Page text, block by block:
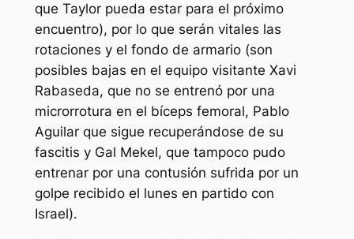
que Taylor pueda estar para el próximo
encuentro), por lo que serán vitales las
rotaciones y el fondo de armario (son
posibles bajas en el equipo visitante Xavi
Rabaseda, que no se entrenó por una
microrrotura en el bíceps femoral, Pablo
Aguilar que sigue recuperándose de su
fascitis y Gal Mekel, que tampoco pudo
entrenar por una contusión sufrida por un
golpe recibido el lunes en partido con
Israel).